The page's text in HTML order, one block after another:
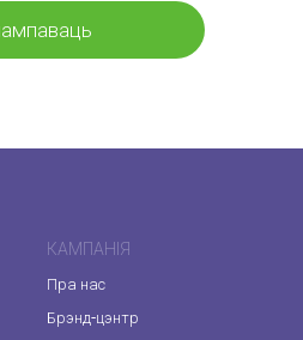
КАМПАНІЯ
Пра нас
Брэнд-цэнтр